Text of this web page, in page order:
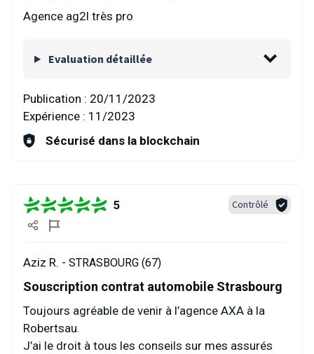
Agence ag2l très pro
Evaluation détaillée
Publication : 20/11/2023
Expérience : 11/2023
Sécurisé dans la blockchain
5 Contrôlé
Aziz R. - STRASBOURG (67)
Souscription contrat automobile Strasbourg
Toujours agréable de venir à l’agence AXA à la
Robertsau.
J’ai le droit à tous les conseils sur mes assurés